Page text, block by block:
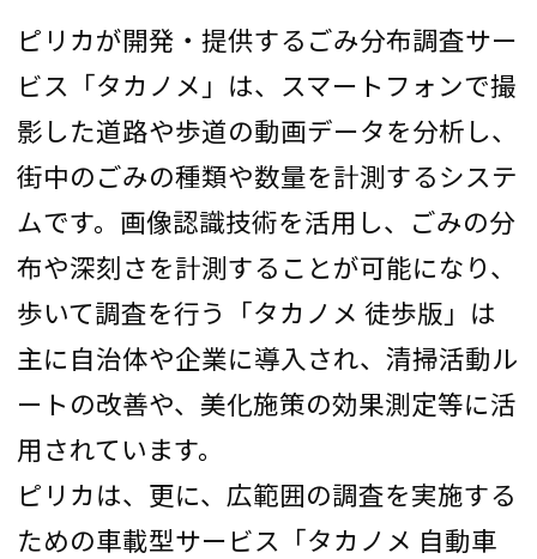
ピリカが開発・提供するごみ分布調査サー
ビス「タカノメ」は、スマートフォンで撮
影した道路や歩道の動画データを分析し、
街中のごみの種類や数量を計測するシステ
ムです。画像認識技術を活用し、ごみの分
布や深刻さを計測することが可能になり、
歩いて調査を行う「タカノメ 徒歩版」は
主に自治体や企業に導入され、清掃活動ル
ートの改善や、美化施策の効果測定等に活
用されています。
ピリカは、更に、広範囲の調査を実施する
ための車載型サービス「タカノメ 自動車